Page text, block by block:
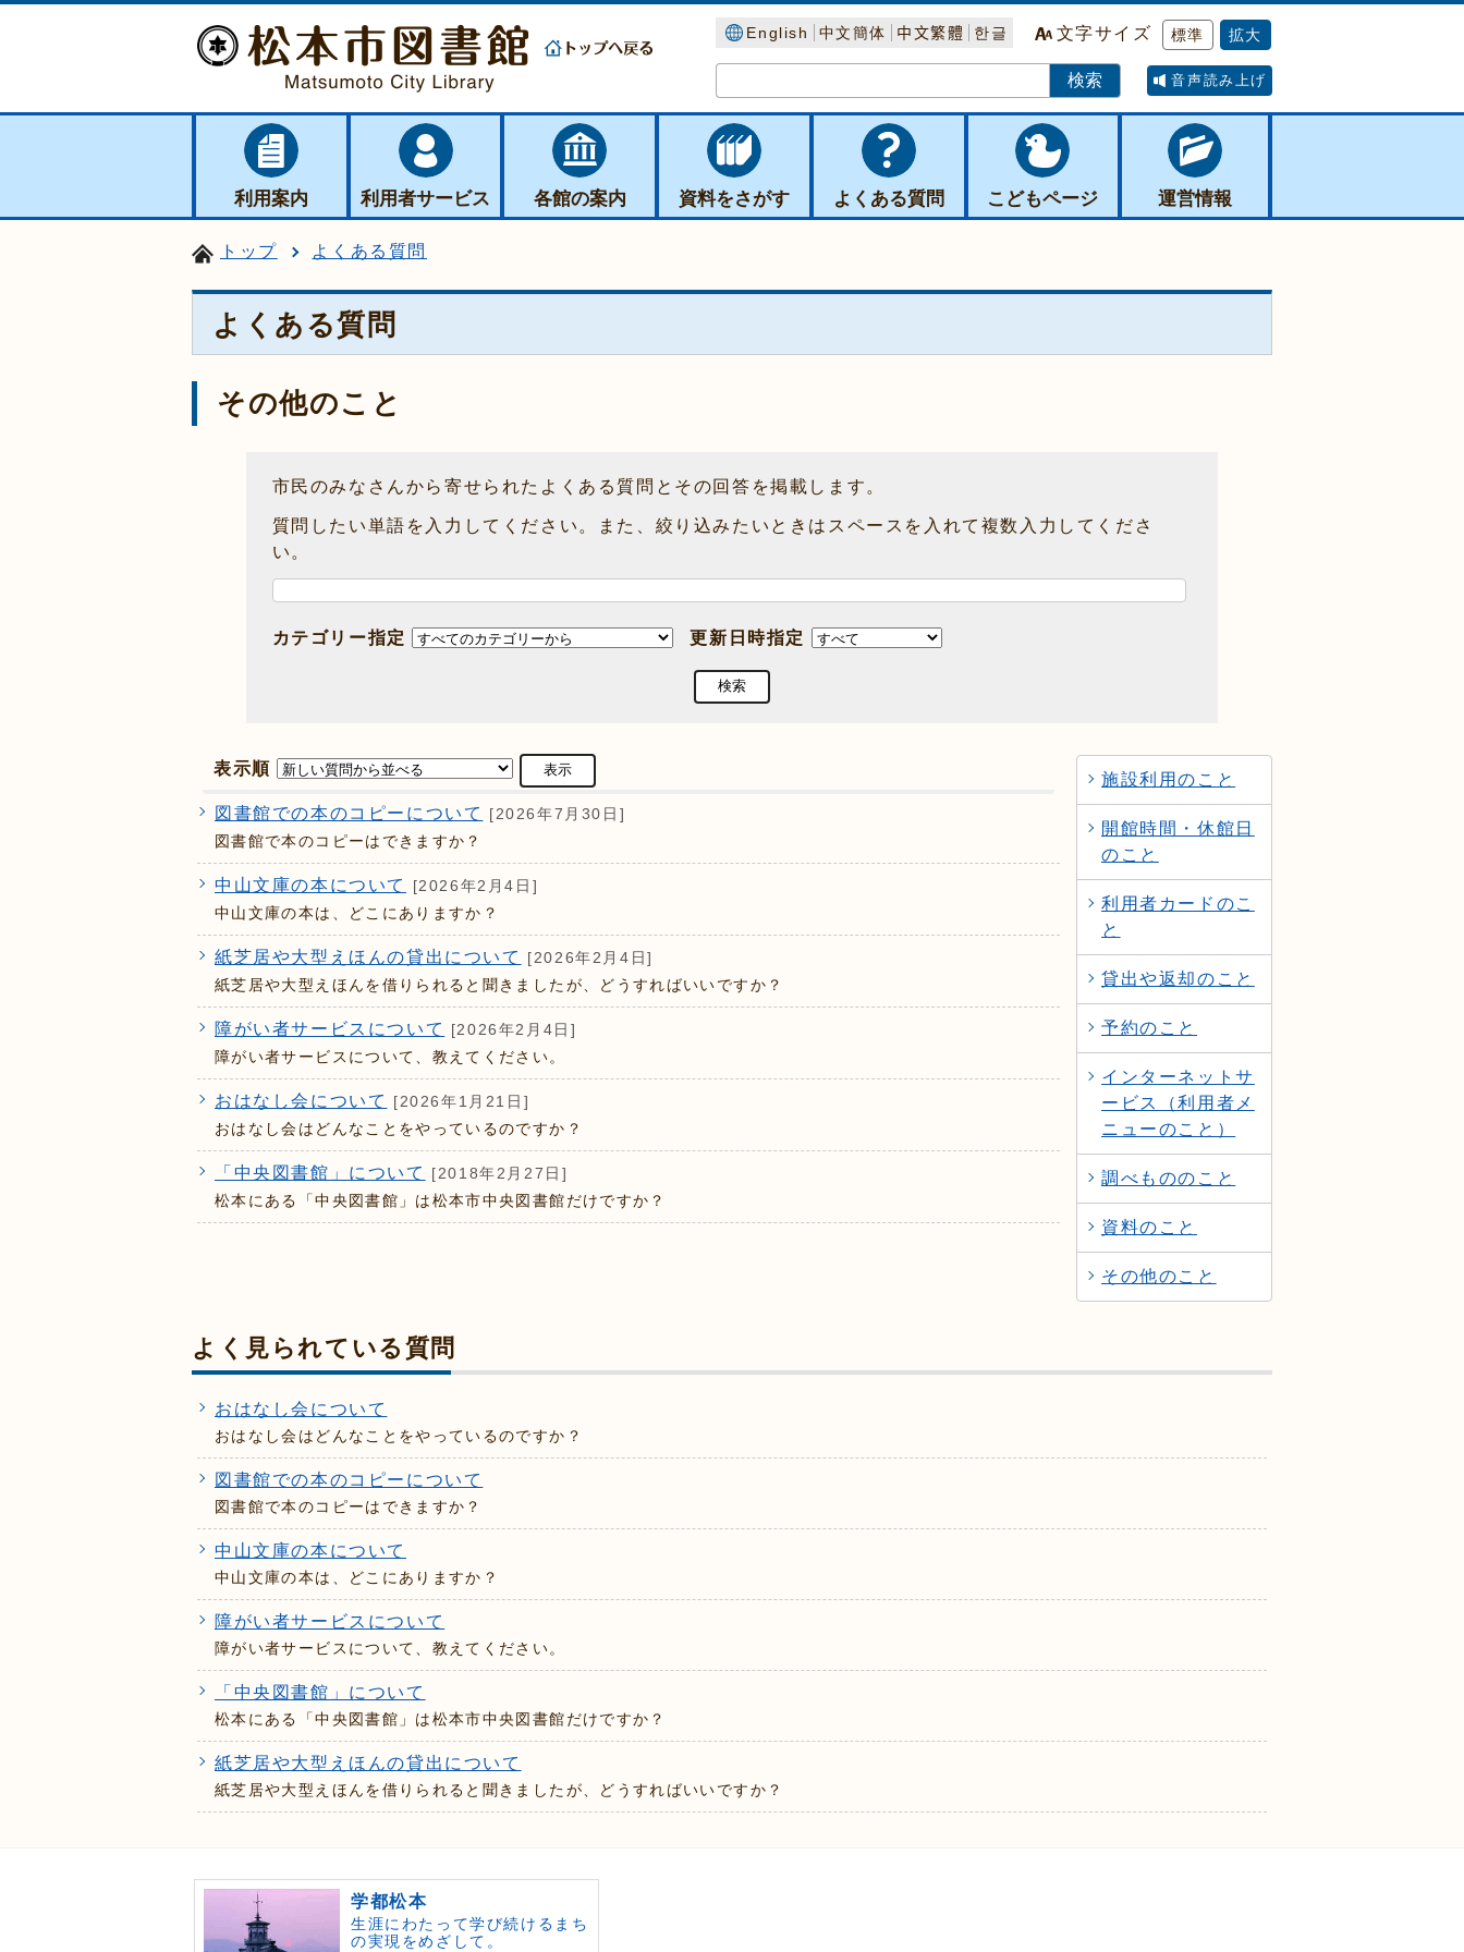
English 中文簡体 中文繁體 한글 文字サイズ 標準 拡大
音声読み上げ
利用案内 利用者サービス 各館の案内 資料をさがす よくある質問 こどもページ 運営情報
トップ よくある質問
よくある質問
その他のこと
市民のみなさんから寄せられたよくある質問とその回答を掲載します。
質問したい単語を入力してください。また、絞り込みたいときはスペースを入れて複数入力してくださ
い。
カテゴリー指定 更新日時指定
表示順
図書館での本のコピーについて
[2026年7月30日]
図書館で本のコピーはできますか？
中山文庫の本について
[2026年2月4日]
中山文庫の本は、どこにありますか？
紙芝居や大型えほんの貸出について
[2026年2月4日]
紙芝居や大型えほんを借りられると聞きましたが、どうすればいいですか？
障がい者サービスについて
[2026年2月4日]
障がい者サービスについて、教えてください。
おはなし会について
[2026年1月21日]
おはなし会はどんなことをやっているのですか？
「中央図書館」について
[2018年2月27日]
松本にある「中央図書館」は松本市中央図書館だけですか？
施設利用のこと
開館時間・休館日
のこと
利用者カードのこ
と
貸出や返却のこと
予約のこと
インターネットサ
ービス（利用者メ
ニューのこと）
調べもののこと
資料のこと
その他のこと
よく見られている質問
おはなし会について
おはなし会はどんなことをやっているのですか？
図書館での本のコピーについて
図書館で本のコピーはできますか？
中山文庫の本について
中山文庫の本は、どこにありますか？
障がい者サービスについて
障がい者サービスについて、教えてください。
「中央図書館」について
松本にある「中央図書館」は松本市中央図書館だけですか？
紙芝居や大型えほんの貸出について
紙芝居や大型えほんを借りられると聞きましたが、どうすればいいですか？
学都松本
生涯にわたって学び続けるまち
の実現をめざして。